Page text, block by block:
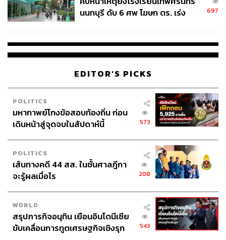
นนทบุรี ดับ 6 ศพ โฆษก ตร. เร่ง
697
EDITOR'S PICKS
POLITICS
มหากาพย์โกงข้อสอบท้องถิ่น ก่อน
เดินหน้าสู่จุดจบในสัปดาห์นี้
573
POLITICS
เส้นทางคดี 44 สส. ในชั้นศาลฎีกา
จะรู้ผลเมื่อไร
208
WORLD
สรุปภารกิจอนุทิน เยือนอินโดนีเซีย
ขับเคลื่อนการทูตเศรษฐกิจเชิงรุก
543